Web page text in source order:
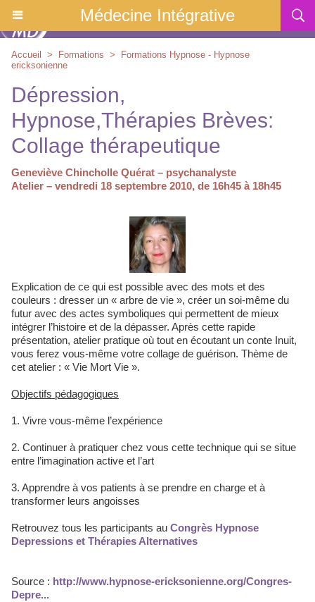
Médecine Intégrative
Accueil > Formations >
Formations Hypnose - Hypnose
ericksonienne
Dépression,
Hypnose,Thérapies Brèves:
Collage thérapeutique
Geneviève Chincholle Quérat – psychanalyste
Atelier – vendredi 18 septembre 2010, de 16h45 à 18h45
Explication de ce qui est possible avec des mots et des
couleurs : dresser un « arbre de vie », créer un soi-même du
futur avec des actes symboliques qui permettent de mieux
intégrer l’histoire et de la dépasser. Après cette rapide
présentation, atelier pratique où tout en écoutant un conte Inuit,
vous ferez vous-même votre collage de guérison. Thème de
cet atelier : « Vie Mort Vie ».
Objectifs pédagogiques
1. Vivre vous-même l’expérience
2. Continuer à pratiquer chez vous cette technique qui se situe
entre l’imagination active et l’art
3. Apprendre à vos patients à se prendre en charge et à
transformer leurs angoisses
Retrouvez tous les participants au Congrès Hypnose
Depressions et Thérapies Alternatives
Source : http://www.hypnose-ericksonienne.org/Congres-
Depre...